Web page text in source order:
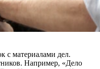
с материалами дел.
Например, «Дело